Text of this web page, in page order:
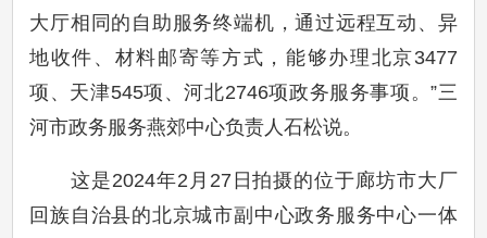
大厅相同的自助服务终端机，通过远程互动、异
地收件、材料邮寄等方式，能够办理北京3477
项、天津545项、河北2746项政务服务事项。”三
河市政务服务燕郊中心负责人石松说。
这是2024年2月27日拍摄的位于廊坊市大厂
回族自治县的北京城市副中心政务服务中心一体